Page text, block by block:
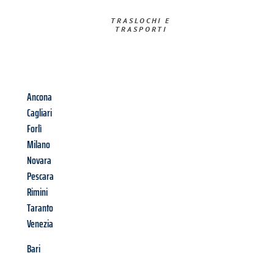
TRASLOCHI E
TRASPORTI​
Ancona
Cagliari
Forlì
Milano
Novara
Pescara
Rimini
Taranto
Venezia
Bari